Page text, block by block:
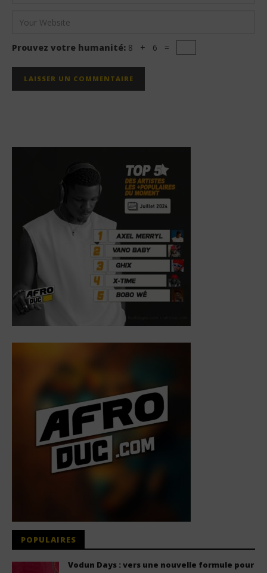
Prouvez votre humanité: 8 + 6 =
POPULAIRES
Vodun Days : vers une nouvelle formule pour